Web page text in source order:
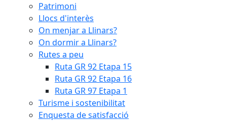
Patrimoni
Llocs d'interès
On menjar a Llinars?
On dormir a Llinars?
Rutes a peu
Ruta GR 92 Etapa 15
Ruta GR 92 Etapa 16
Ruta GR 97 Etapa 1
Turisme i sostenibilitat
Enquesta de satisfacció